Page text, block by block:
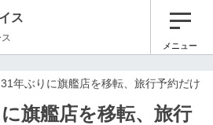
ス
メニュー
年ぶりに旗艦店を移転、旅行予約だけ
旗艦店を移転、旅行